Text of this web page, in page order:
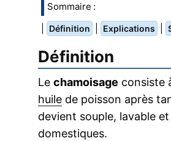
Sommaire :
Définition Explications
Définition
Le chamoisage consiste
huile de poisson après
devient souple, lavable
domestiques.